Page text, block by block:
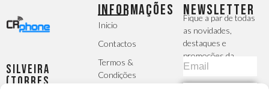
Silveira
(Torres
INFORMAÇÕES
Inicio
Contactos
Termos &
Condições
NEWSLETTER
Fique a par de todas
as novidades,
destaques e
promoções da
CRphone